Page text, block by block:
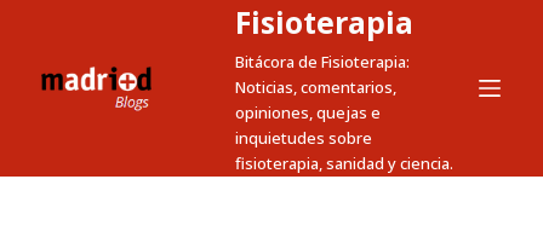
r
Fisioterapia
Bitácora de Fisioterapia:
Noticias, comentarios,
opiniones, quejas e
inquietudes sobre
fisioterapia, sanidad y ciencia.